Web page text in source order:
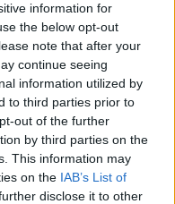
information for
the below opt-out
note that after your
continue seeing
information utilized by
to third parties prior to
out of the further
by third parties on the
This information may
on the IAB’s List of
disclose it to other
Πώς η
διέσωσε ανθρώπινες
από την
φωτιά στην
– Πάνω από 250
απομακρύνθηκαν
θαλάσσης